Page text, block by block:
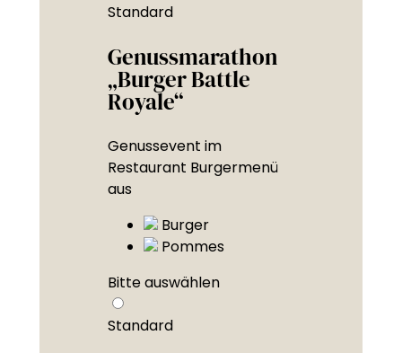
Standard
Genussmarathon
„Burger Battle
Royale“
Genussevent im
Restaurant Burgermenü
aus
Burger
Pommes
Bitte auswählen
Standard